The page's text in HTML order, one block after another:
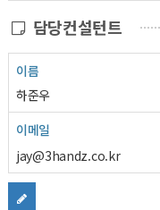
담당컨설턴트
이름
하준우
이메일
jay@3handz.co.kr